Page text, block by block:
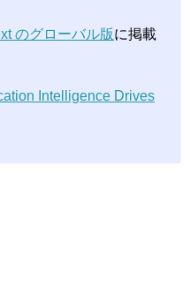
のグローバル版に掲載
Intelligence Drives